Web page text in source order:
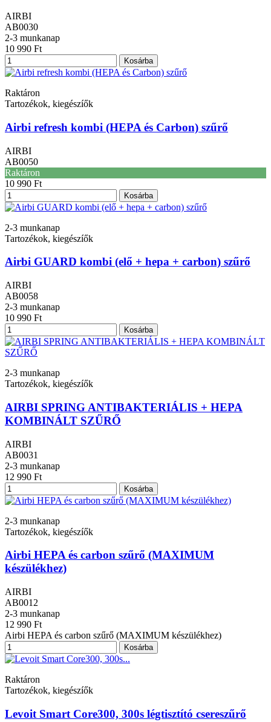
AIRBI
AB0030
2-3 munkanap
10 990 Ft
Kosárba
Raktáron
Tartozékok, kiegészíők
Airbi refresh kombi (HEPA és Carbon) szűrő
AIRBI
AB0050
Raktáron
10 990 Ft
Kosárba
2-3 munkanap
Tartozékok, kiegészíők
Airbi GUARD kombi (elő + hepa + carbon) szűrő
AIRBI
AB0058
2-3 munkanap
10 990 Ft
Kosárba
2-3 munkanap
Tartozékok, kiegészíők
AIRBI SPRING ANTIBAKTERIÁLIS + HEPA
KOMBINÁLT SZŰRŐ
AIRBI
AB0031
2-3 munkanap
12 990 Ft
Kosárba
2-3 munkanap
Tartozékok, kiegészíők
Airbi HEPA és carbon szűrő (MAXIMUM
készülékhez)
AIRBI
AB0012
2-3 munkanap
12 990 Ft
Airbi HEPA és carbon szűrő (MAXIMUM készülékhez)
Kosárba
Raktáron
Tartozékok, kiegészíők
Levoit Smart Core300, 300s légtisztító csereszűrő